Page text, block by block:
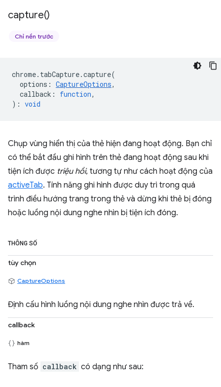
capture()
Chỉ nền trước
chrome. tabCapture.capture(
options : CaptureOptions,
callback : function,
) : void
Chụp vùng hiển thị của thẻ hiện đang hoạt động. Bạn chỉ
có thể bắt đầu ghi hình trên thẻ đang hoạt động sau khi
tiện ích được triệu hồi, tương tự như cách hoạt động của
activeTab. Tính năng ghi hình được duy trì trong quá
trình điều hướng trang trong thẻ và dừng khi thẻ bị đóng
hoặc luồng nội dung nghe nhìn bị tiện ích đóng.
THÔNG SỐ
tùy chọn
CaptureOptions
Định cấu hình luồng nội dung nghe nhìn được trả về.
callback
hàm
Tham số callback có dạng như sau: